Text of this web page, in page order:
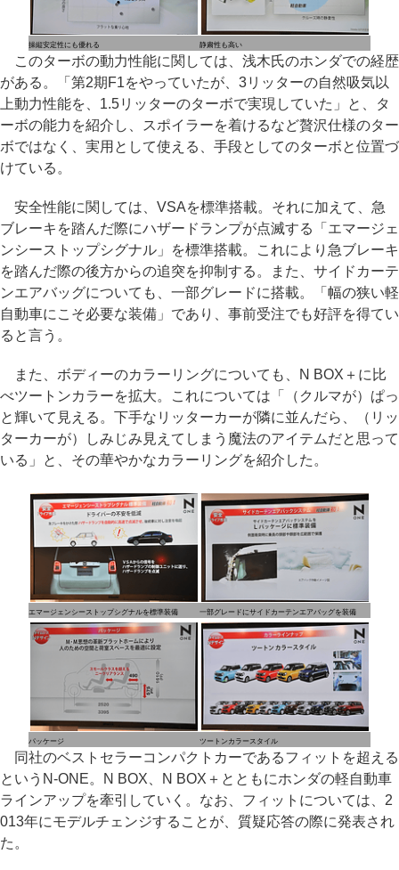
操縦安定性にも優れる 静粛性も高い
このターボの動力性能に関しては、浅木氏のホンダでの経歴
がある。「第2期F1をやっていたが、3リッターの自然吸気以
上動力性能を、1.5リッターのターボで実現していた」と、タ
ーボの能力を紹介し、スポイラーを着けるなど贅沢仕様のター
ボではなく、実用として使える、手段としてのターボと位置づ
けている。
安全性能に関しては、VSAを標準搭載。それに加えて、急
ブレーキを踏んだ際にハザードランプが点滅する「エマージェ
ンシーストップシグナル」を標準搭載。これにより急ブレーキ
を踏んだ際の後方からの追突を抑制する。また、サイドカーテ
ンエアバッグについても、一部グレードに搭載。「幅の狭い軽
自動車にこそ必要な装備」であり、事前受注でも好評を得てい
ると言う。
また、ボディーのカラーリングについても、N BOX＋に比
べツートンカラーを拡大。これについては「（クルマが）ぱっ
と輝いて見える。下手なリッターカーが隣に並んだら、（リッ
ターカーが）しみじみ見えてしまう魔法のアイテムだと思って
いる」と、その華やかなカラーリングを紹介した。
エマージェンシーストップシグナルを標準装備 一部グレードにサイドカーテンエアバッグを装備
パッケージ ツートンカラースタイル
同社のベストセラーコンパクトカーであるフィットを超える
というN-ONE。N BOX、N BOX＋とともにホンダの軽自動車
ラインアップを牽引していく。なお、フィットについては、2
013年にモデルチェンジすることが、質疑応答の際に発表され
た。